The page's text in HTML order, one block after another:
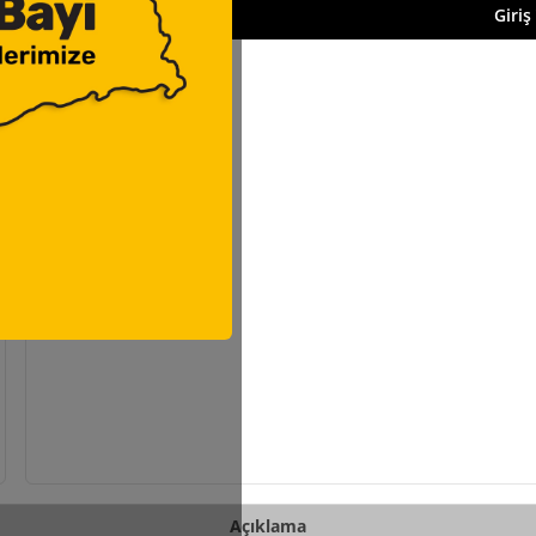
Giriş
Açıklama